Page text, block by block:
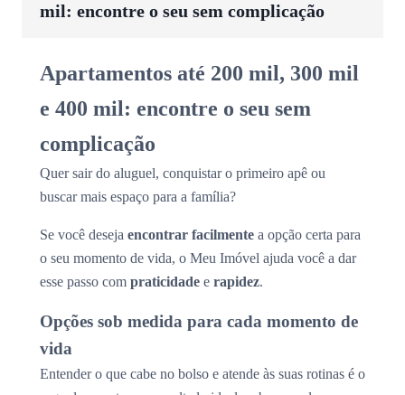
mil: encontre o seu sem complicação
Apartamentos até 200 mil, 300 mil
e 400 mil: encontre o seu sem
complicação
Quer sair do aluguel, conquistar o primeiro apê ou
buscar mais espaço para a família?
Se você deseja encontrar facilmente a opção certa para
o seu momento de vida, o Meu Imóvel ajuda você a dar
esse passo com praticidade e rapidez.
Opções sob medida para cada momento de
vida
Entender o que cabe no bolso e atende às suas rotinas é o